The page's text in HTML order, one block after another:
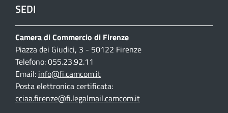
SEDI
Camera di Commercio di Firenze
Piazza dei Giudici, 3 - 50122 Firenze
Telefono: 055.23.92.11
Email: info@fi.camcom.it
Posta elettronica certificata:
cciaa.firenze@fi.legalmail.camcom.it